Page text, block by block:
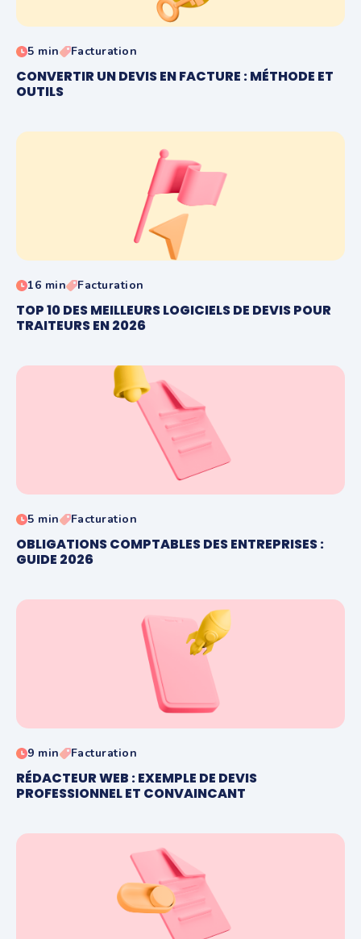
5 min Facturation
CONVERTIR UN DEVIS EN FACTURE : MÉTHODE ET
OUTILS
16 min Facturation
TOP 10 DES MEILLEURS LOGICIELS DE DEVIS POUR
TRAITEURS EN 2026
5 min Facturation
OBLIGATIONS COMPTABLES DES ENTREPRISES :
GUIDE 2026
9 min Facturation
RÉDACTEUR WEB : EXEMPLE DE DEVIS
PROFESSIONNEL ET CONVAINCANT